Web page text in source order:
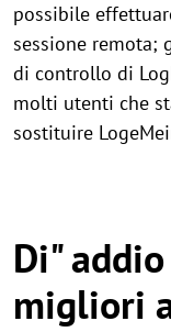
possibile
sessione remota;
di controllo di
molti utenti che
sostituire
Di"
migliori